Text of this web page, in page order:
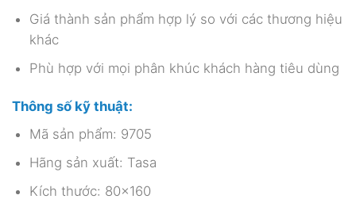
Giá thành sản phẩm hợp lý so với các thương hiệu
khác
Phù hợp với mọi phân khúc khách hàng tiêu dùng
Thông số kỹ thuật:
Mã sản phẩm: 9705
Hãng sản xuất: Tasa
Kích thước: 80×160